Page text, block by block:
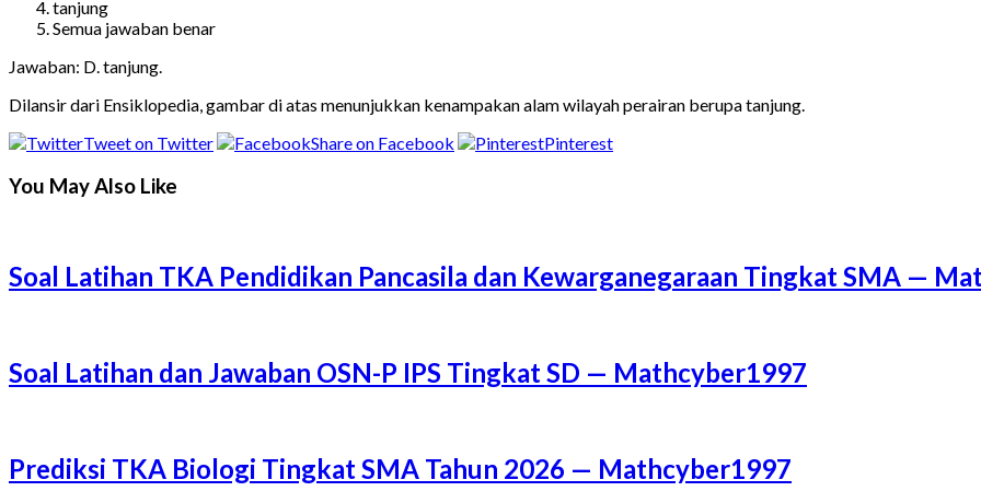
tanjung
Semua jawaban benar
Jawaban: D. tanjung.
Dilansir dari Ensiklopedia, gambar di atas menunjukkan kenampakan alam wilayah perairan berupa tanjung.
Tweet on Twitter
Share on Facebook Pinterest
You May Also Like
Soal Latihan TKA Pendidikan Pancasila dan Kewarganegaraan Tingkat SMA —
Soal Latihan dan Jawaban OSN-P IPS Tingkat SD — Mathcyber1997
Prediksi TKA Biologi Tingkat SMA Tahun 2026 — Mathcyber1997